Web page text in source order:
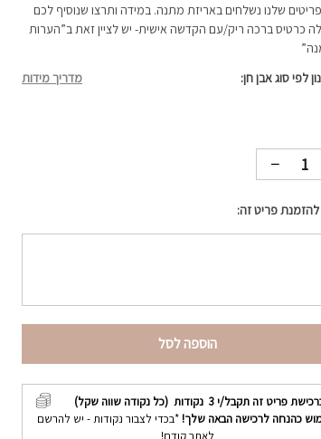
שלנו נשלחים באריזת מתנה. במידה ותרצו שנוסיף לכם
כרטיס ברכה ריק/עם הקדשה אישית- יש לציין זאת ב”הערות
לפי סוג אבן חן
מדריך מידות
פריט זה:
הוספה לסל
פריט זה תקבל/י 3נקודות (כל נקודה שווה שקל)
כהנחה לרכישה הבאה שלך! *בכדי לצבור נקודות - יש להרשם